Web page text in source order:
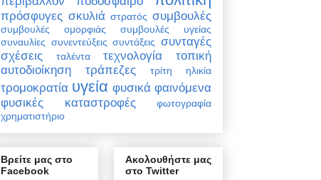
πρόσφυγες σκυλιά στρατός συμβουλές
συμβουλές ομορφιάς
συμβουλές υγείας
συναυλίες συνεντεύξεις συντάξεις συνταγές
σχέσεις
ταλέντα τεχνολογία
τοπική
αυτοδιοίκηση
τράπεζες τρίτη ηλικία
τρομοκρατία υγεία φυσικά φαινόμενα
φυσικές καταστροφές
φωτογραφία
χρηματιστήριο
Βρείτε μας στο
Facebook
Ακολουθήστε μας
στο Twitter